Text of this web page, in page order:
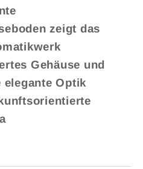
zeigt das
Gehäuse und
elegante Optik